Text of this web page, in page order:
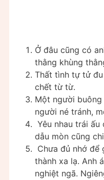
Ở đâu cũng có
thằng khùng
Thất tình tự tử
chết từ từ.
Một người
người né tránh,
Yêu nhau trái
dẫu mòn cũng
Chưa đủ nhớ để
thành xa lạ. Anh
nghiệt ngã.